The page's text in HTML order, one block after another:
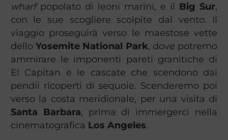
wharfpopolato di leoni marini, e il Big Sur,
con le sue scogliere scolpite dal vento. Il
viaggio proseguirà verso le maestose vette
delloYosemite National Park, dove potremo
ammirare le imponenti pareti granitiche di
El Capitan e le cascate che scendono dai
pendii ricoperti di sequoie. Scenderemo poi
verso la costa meridionale, per una visita di
Santa Barbara, prima di immergerci nella
cinematografica Los Angeles.